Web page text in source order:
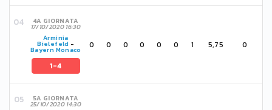
4A GIORNATA
17/10/2020 16:30
Arminia
Bielefeld -
Bayern Monaco
1-4
0 0 0 0 0 0 1 5,75 0
5A GIORNATA
25/10/2020 14:30